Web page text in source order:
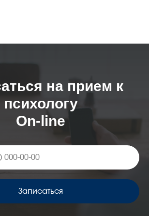
на прием к
психологу
On-line
Записаться